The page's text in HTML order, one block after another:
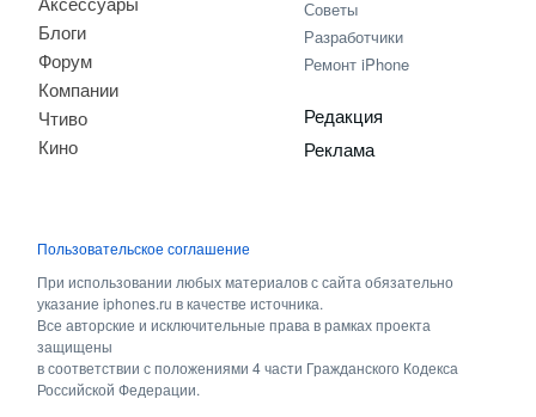
Блоги
Форум
Компании
Чтиво
Кино
Советы
Разработчики
Ремонт iPhone
Редакция
Реклама
Пользовательское соглашение
При использовании любых материалов с сайта обязательно
указание iphones.ru в качестве источника.
Все авторские и исключительные права в рамках проекта
защищены
в соответствии с положениями 4 части Гражданского Кодекса
Российской Федерации.